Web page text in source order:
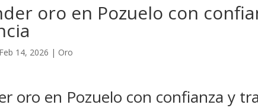
oro en Pozuelo con
Feb 14, 2026 | Oro
oro en Pozuelo con confianza y